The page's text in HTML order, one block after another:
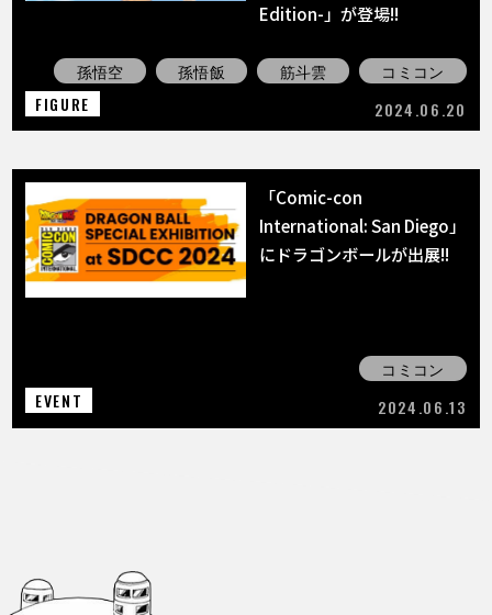
Edition-」が登場!!
孫悟空 孫悟飯 筋斗雲
コミコン
FIGURE
2024.06.20
「Comic-con
International: San Diego」
にドラゴンボールが出展!!
コミコン
EVENT
2024.06.13